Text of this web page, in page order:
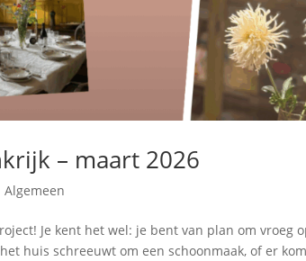
– maart 2026
Algemeen
Je kent het wel: je bent van plan om vroeg
huis schreeuwt om een schoonmaak, of er